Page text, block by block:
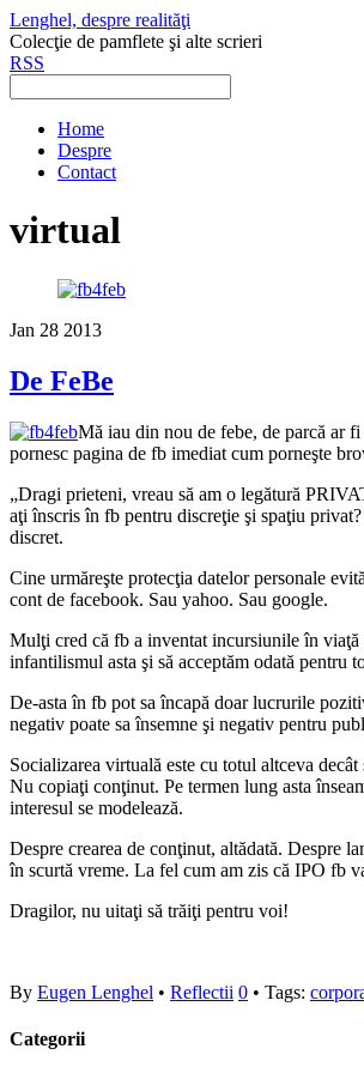
Lenghel, despre realităţi
Colecţie de pamflete şi alte scrieri
RSS
Home
Despre
Contact
virtual
Jan 28 2013
De FeBe
Mă iau din nou de febe, de parcă ar
pornesc pagina de fb imediat cum porneşte
„Dragi prieteni, vreau să am o legătură
aţi înscris în fb pentru discreţie şi spaţiu
discret.
Cine urmăreşte protecţia datelor personale
cont de facebook. Sau yahoo. Sau google.
Mulţi cred că fb a inventat incursiunile în viaţă
infantilismul asta şi să acceptăm odată pentru
De-asta în fb pot sa încapă doar lucrurile
negativ poate sa însemne şi negativ pentru
Socializarea virtuală este cu totul altceva
Nu copiaţi conţinut. Pe termen lung asta
interesul se modelează.
Despre crearea de conţinut, altădată. Despre
în scurtă vreme. La fel cum am zis că IPO fb
Dragilor, nu uitaţi să trăiţi pentru voi!
By Eugen Lenghel • Reflectii 0 • Tags:
Categorii